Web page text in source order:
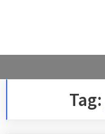
Tag: